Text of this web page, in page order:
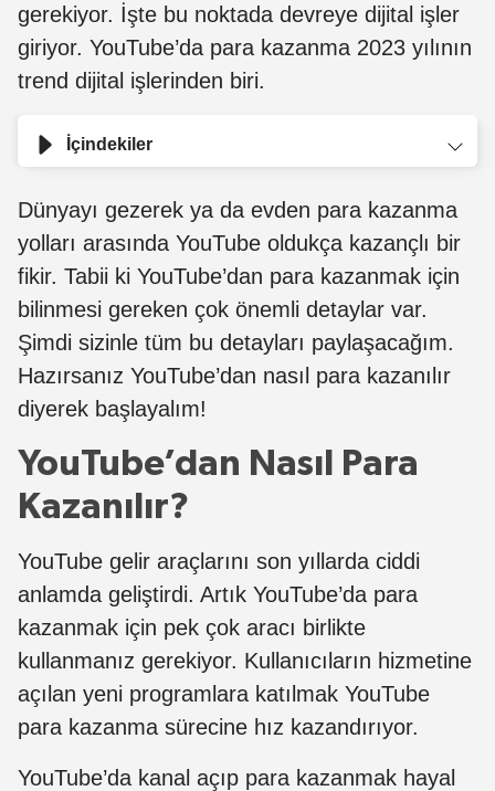
gerekiyor. İşte bu noktada devreye dijital işler
giriyor. YouTube’da para kazanma 2023 yılının
trend dijital işlerinden biri.
İçindekiler
Dünyayı gezerek ya da evden para kazanma
yolları arasında YouTube oldukça kazançlı bir
fikir. Tabii ki YouTube’dan para kazanmak için
bilinmesi gereken çok önemli detaylar var.
Şimdi sizinle tüm bu detayları paylaşacağım.
Hazırsanız YouTube’dan nasıl para kazanılır
diyerek başlayalım!
YouTube’dan Nasıl Para
Kazanılır?
YouTube gelir araçlarını son yıllarda ciddi
anlamda geliştirdi. Artık YouTube’da para
kazanmak için pek çok aracı birlikte
kullanmanız gerekiyor. Kullanıcıların hizmetine
açılan yeni programlara katılmak YouTube
para kazanma sürecine hız kazandırıyor.
YouTube’da kanal açıp para kazanmak hayal